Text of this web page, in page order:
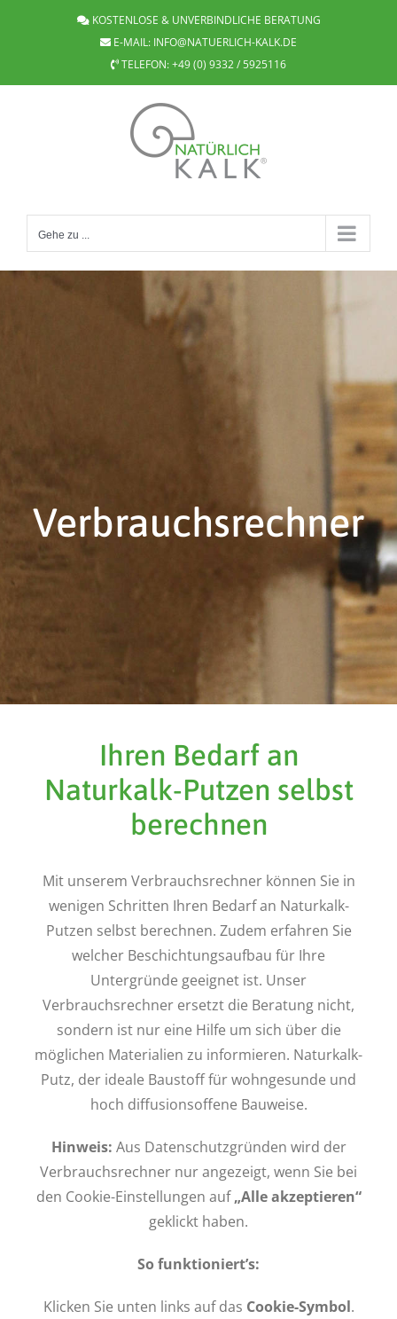
KOSTENLOSE & UNVERBINDLICHE BERATUNG
E-MAIL: INFO@NATUERLICH-KALK.DE
TELEFON:+49 (0) 9332 / 5925116
Gehe zu ...
Verbrauchsrechner
Ihren Bedarf an
Naturkalk-Putzen selbst
berechnen
Mit unserem Verbrauchsrechner können Sie in
wenigen Schritten Ihren Bedarf an Naturkalk-
Putzen selbst berechnen. Zudem erfahren Sie
welcher Beschichtungsaufbau für Ihre
Untergründe geeignet ist. Unser
Verbrauchsrechner ersetzt die Beratung nicht,
sondern ist nur eine Hilfe um sich über die
möglichen Materialien zu informieren. Naturkalk-
Putz, der ideale Baustoff für wohngesunde und
hoch diffusionsoffene Bauweise.
Hinweis: Aus Datenschutzgründen wird der
Verbrauchsrechner nur angezeigt, wenn Sie bei
den Cookie-Einstellungen auf„Alle akzeptieren“
geklickt haben.
So funktioniert’s:
Klicken Sie unten links auf das Cookie-Symbol.